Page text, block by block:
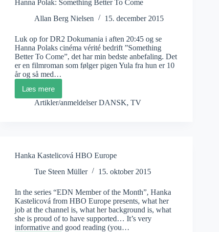
Hanna Polak: Something Better To Come
Allan Berg Nielsen
15. december 2015
Luk op for DR2 Dokumania i aften 20:45 og se
Hanna Polaks cinéma vérité bedrift ”Something
Better To Come”, det har min bedste anbefaling. Det
er en filmroman som følger pigen Yula fra hun er 10
år og så med…
Læs mere
Hanna
Polak:
Artikler/anmeldelser DANSK, TV
Hanka Kastelicová HBO Europe
Tue Steen Müller
15. oktober 2015
In the series “EDN Member of the Month”, Hanka
Kastelicová from HBO Europe presents, what her
job at the channel is, what her background is, what
she is proud of to have supported… It’s very
informative and good reading (you…